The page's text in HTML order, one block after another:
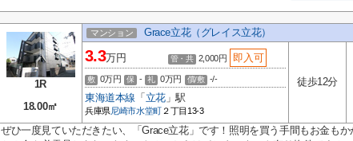
1R
18.00㎡
マンション Grace立花（グレイス立花）
3.3万円 管・共 2,000円 即入可
敷 0万円 保 - 礼 0万円 償/敷 -/-
東海道本線 「 立花」駅
兵庫県尼崎市水堂町 ２丁目13-3
徒歩12分
ぜひ一度見ていただきたい、「Grace立花」です！照明を買う手間もお金も